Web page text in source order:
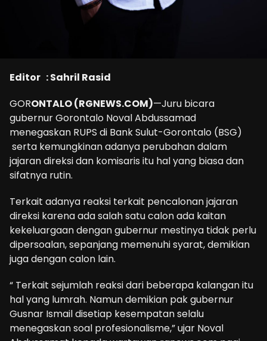
Editor : Sahril Rasid
GORONTALO (RGNEWS.COM)—Juru bicara
gubernur Gorontalo Noval Abdussamad
menegaskan RUPS di Bank Sulut-Gorontalo (BSG)
serta kemungkinan adanya perubahan dalam
jajaran direksi dan komisaris itu hal yang biasa dan
sifatnya rutin.
Terkait adanya reaksi terkait pencalonan jajaran
direksi karena ada salah satu calon ada kaitan
kekeluargaan dengan gubernur mestinya tidak perlu
dipersoalan, sepanjang memenuhi syarat, demikian
juga dengan calon lain.
“ Terkait sejumlah reaksi dari beberapa kalangan itu
hal yang lumrah. Namun demikian pak gubernur
Gusnar Ismail disetiap kesempatan selalu
menegaskan soal profesionalisme,” ujar Noval